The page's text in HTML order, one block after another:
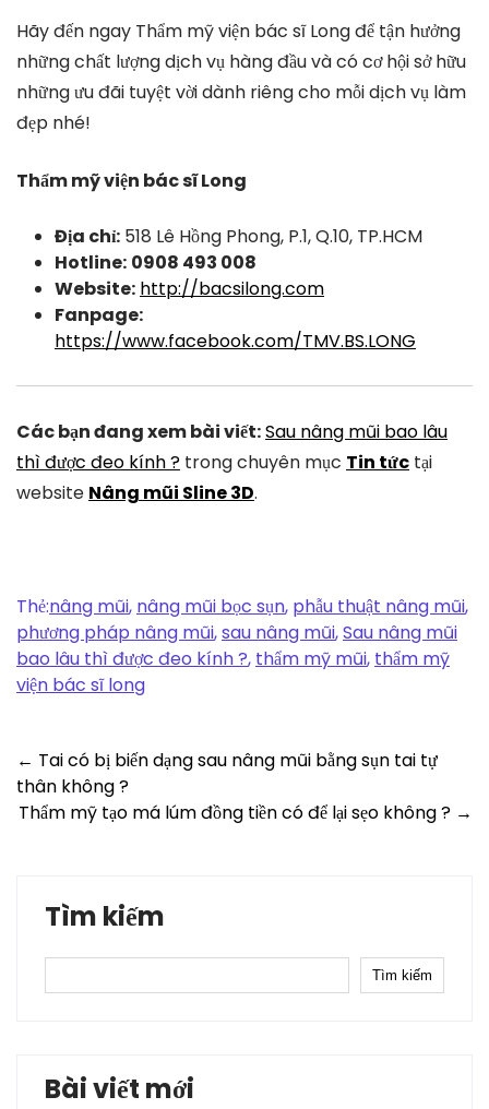
Hãy đến ngay Thẩm mỹ viện bác sĩ Long để tận hưởng
những chất lượng dịch vụ hàng đầu và có cơ hội sở hữu
những ưu đãi tuyệt vời dành riêng cho mỗi dịch vụ làm
đẹp nhé!
Thẩm mỹ viện bác sĩ Long
Địa chỉ: 518 Lê Hồng Phong, P.1, Q.10, TP.HCM
Hotline: 0908 493 008
Website: http://bacsilong.com
Fanpage:
https://www.facebook.com/TMV.BS.LONG
Các bạn đang xem bài viết:Sau nâng mũi bao lâu
thì được đeo kính ? trong chuyên mục Tin tức tại
website Nâng mũi Sline 3D.
Thẻ:nâng mũi, nâng mũi bọc sụn, phẫu thuật nâng mũi,
phương pháp nâng mũi,sau nâng mũi,Sau nâng mũi
bao lâu thì được đeo kính ?, thẩm mỹ mũi, thẩm mỹ
viện bác sĩ long
Post
navigation
← Tai có bị biến dạng sau nâng mũi bằng sụn tai tự
thân không ?
Thẩm mỹ tạo má lúm đồng tiền có để lại sẹo không ? →
Tìm kiếm
Tìm kiếm
Bài viết mới